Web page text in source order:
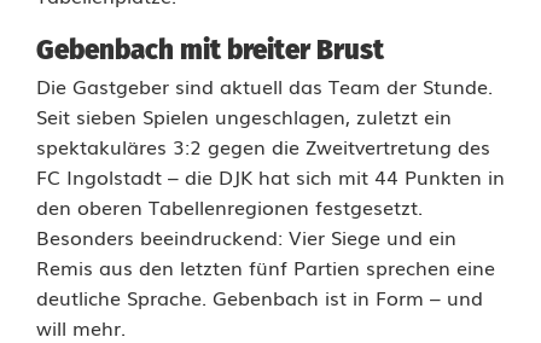
r
d
:
D
e
r
b
Gebenbach mit breiter Brust
Die Gastgeber sind aktuell das Team der Stunde.
Seit sieben Spielen ungeschlagen, zuletzt ein
spektakuläres 3:2 gegen die Zweitvertretung des
FC Ingolstadt – die DJK hat sich mit 44 Punkten in
den oberen Tabellenregionen festgesetzt.
Besonders beeindruckend: Vier Siege und ein
Remis aus den letzten fünf Partien sprechen eine
deutliche Sprache. Gebenbach ist in Form – und
will mehr.